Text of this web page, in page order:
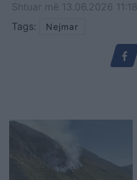
Shtuar më 13.06.2026 11:18
Tags:
Nejmar